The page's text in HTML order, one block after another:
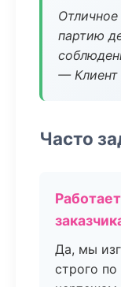
партию
— Клиент
Часто
Да, мы
строго